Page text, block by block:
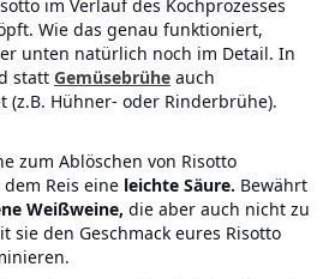
im Verlauf des Kochprozesses
Wie das genau funktioniert,
unten natürlich noch im Detail. In
statt Gemüsebrühe auch
(z.B. Hühner- oder Rinderbrühe).
zum Ablöschen von Risotto
Reis eine leichte Säure. Bewährt
Weißweine, die aber auch nicht zu
sie den Geschmack eures Risotto